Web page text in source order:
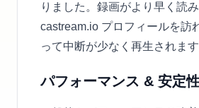
りました。録画がより早く読み
castream.io プロフィールを訪
って中断が少なく再生されます
パフォーマンス & 安定